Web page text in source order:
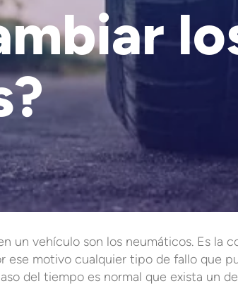
un vehículo son los neumáticos. Es la
ese motivo cualquier tipo de fallo que
del tiempo es normal que exista un